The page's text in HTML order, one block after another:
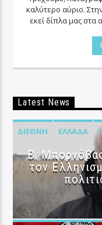
καλύτερο αύριο. Στην καλή Είδηση, γιατί υπάρχει κι αυτή…
εκεί δίπλα μας στα
Latest News
ΔΙΕΘΝΉ ΕΛΛΆΔΑ
B.
τον